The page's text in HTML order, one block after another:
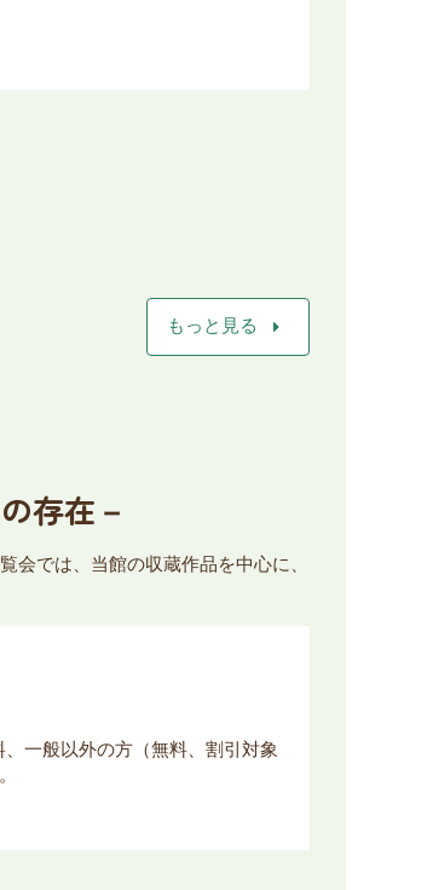
もっと見る arrow_right
存在－
では、当館の収蔵作品を中心に、
一般以外の方（無料、割引対象